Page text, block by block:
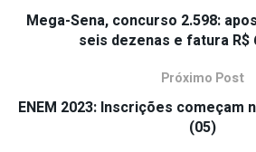
Mega-Sena, concurso 2.598:
seis dezenas e fatura R$
Próximo Post
ENEM 2023: Inscrições começam
(05)